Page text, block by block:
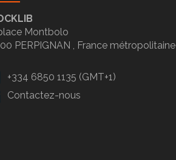
Montbolo
PERPIGNAN , France métropolitaine
+334 6850 1135 (GMT+1)
Contactez-nous